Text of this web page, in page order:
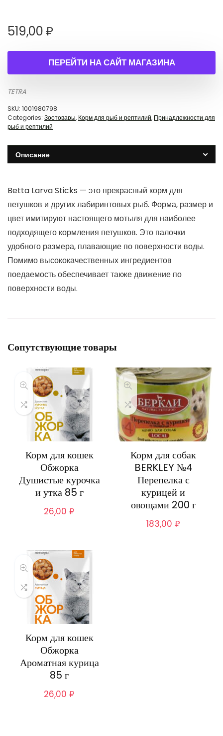
519,00₽
ПЕРЕЙТИ НА САЙТ МАГАЗИНА
TETRA
SKU: 1001980798
Categories: Зоотовары, Корм для рыб и рептилий, Принадлежности для
рыб и рептилий
Описание
Betta Larva Sticks — это прекрасный корм для
петушков и других лабиринтовых рыб. Форма, размер и
цвет имитируют настоящего мотыля для наиболее
подходящего кормления петушков. Это палочки
удобного размера, плавающие по поверхности воды.
Помимо высококачественных ингредиентов
поедаемость обеспечивает также движение по
поверхности воды.
Сопутствующие товары
Корм для кошек
Обжорка
Душистые курочка
и утка 85 г
26,00₽
Корм для собак
BERKLEY №4
Перепелка с
курицей и
овощами 200 г
183,00₽
Корм для кошек
Обжорка
Ароматная курица
85 г
26,00₽